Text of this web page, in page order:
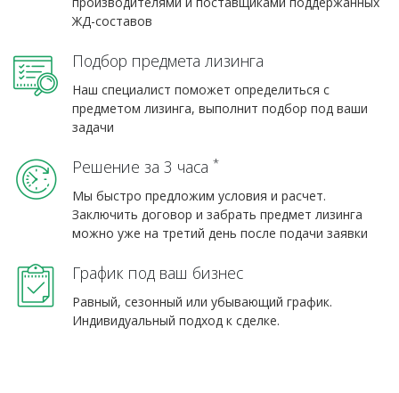
ЖД-составов
Подбор предмета лизинга
Наш специалист поможет определиться с
предметом лизинга, выполнит подбор под ваши
задачи
Решение за 3 часа *
Мы быстро предложим условия и расчет.
Заключить договор и забрать предмет лизинга
можно уже на третий день после подачи заявки
График под ваш бизнес
Равный, сезонный или убывающий график.
Индивидуальный подход к сделке.